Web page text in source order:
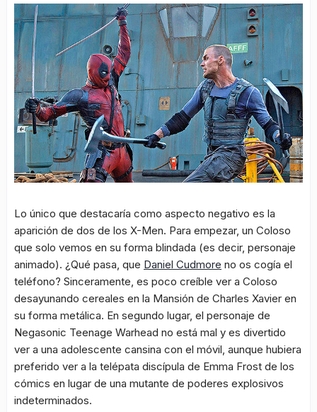
Lo único que destacaría como aspecto negativo es la
aparición de dos de los X-Men. Para empezar, un Coloso
que solo vemos en su forma blindada (es decir, personaje
animado). ¿Qué pasa, que Daniel Cudmore no os cogía el
teléfono? Sinceramente, es poco creíble ver a Coloso
desayunando cereales en la Mansión de Charles Xavier en
su forma metálica. En segundo lugar, el personaje de
Negasonic Teenage Warhead no está mal y es divertido
ver a una adolescente cansina con el móvil, aunque hubiera
preferido ver a la telépata discípula de Emma Frost de los
cómics en lugar de una mutante de poderes explosivos
indeterminados.